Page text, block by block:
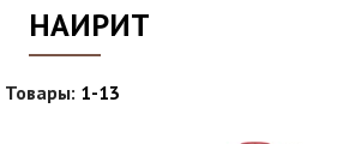
НАИРИТ
Товары: 1-13